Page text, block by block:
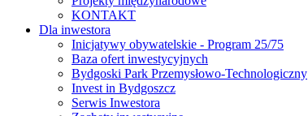
KONTAKT
Dla inwestora
Inicjatywy obywatelskie - Program 25/75
Baza ofert inwestycyjnych
Bydgoski Park Przemysłowo-Technologiczny
Invest in Bydgoszcz
Serwis Inwestora